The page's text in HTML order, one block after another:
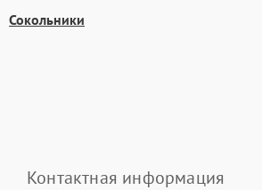
Сокольники
Контактная информация